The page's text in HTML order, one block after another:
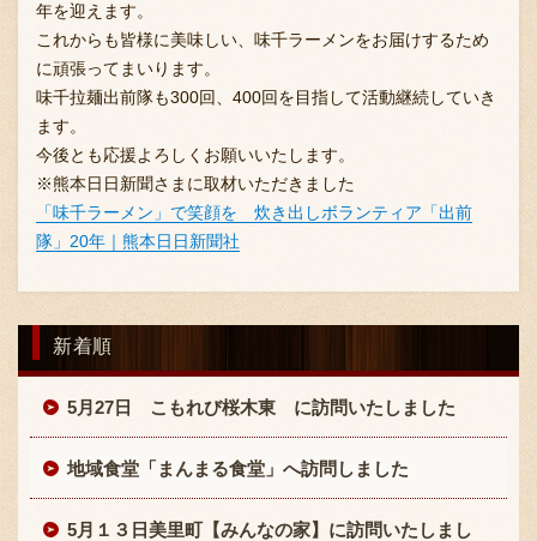
会社案内
採用情報
年を迎えます。
これからも皆様に美味しい、味千ラーメンをお届けするため
に頑張ってまいります。
味千拉麺出前隊も300回、400回を目指して活動継続していき
ます。
今後とも応援よろしくお願いいたします。
※熊本日日新聞さまに取材いただきました
「味千ラーメン」で笑顔を 炊き出しボランティア「出前
隊」20年｜熊本日日新聞社
新着順
5月27日 こもれび桜木東 に訪問いたしました
地域食堂「まんまる食堂」へ訪問しました
5月１３日美里町【みんなの家】に訪問いたしまし